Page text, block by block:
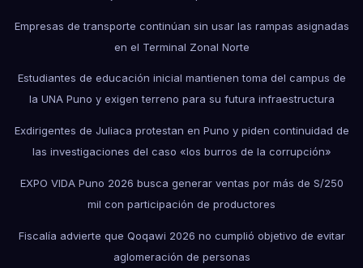
Empresas de transporte continúan sin usar las rampas asignadas
en el Terminal Zonal Norte
Estudiantes de educación inicial mantienen toma del campus de
la UNA Puno y exigen terreno para su futura infraestructura
Exdirigentes de Juliaca protestan en Puno y piden continuidad de
las investigaciones del caso «los burros de la corrupción»
EXPO VIDA Puno 2026 busca generar ventas por más de S/250
mil con participación de productores
Fiscalía advierte que Qoqawi 2026 no cumplió objetivo de evitar
aglomeración de personas